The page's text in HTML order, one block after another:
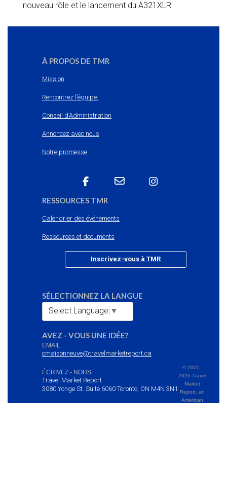
nouveau rôle et le lancement du A321XLR
À PROPOS DE TMR
Mission
Rencontrez l’équipe:
Conseil d’Administration
Annoncez avec nous
Notre promesse
RESSOURCES TMR
Calendrier des événements
Ressources et documents
Inscrivez-vous à TMR
SÉLECTIONNEZ LA LANGUE
Select Language ▼
AVEZ - VOUS UNE IDÉE?
EMAIL
cmaisonneuve@travelmarketreport.ca
ÉCRIVEZ - NOUS
Travel Market Report
3080 Yonge St. Suite 6060 Toronto, ON M4N 3N1
© 2005 -
2026 Travel
Market
Report, an
American